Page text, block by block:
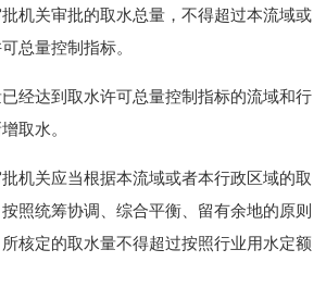
关审批的取水总量，不得超过本流域或
总量控制指标。
达到取水许可总量控制指标的流域和行
取水。
关应当根据本流域或者本行政区域的取
照统筹协调、综合平衡、留有余地的原则
核定的取水量不得超过按照行业用水定额